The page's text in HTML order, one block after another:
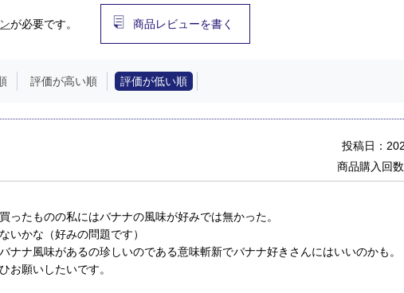
が必要です。 商品レビューを書く
評価が高い順 評価が低い順
投稿日：
商品購入回
ったものの私にはバナナの風味が好みでは無かった。
いかな（好みの問題です）
ナナ風味があるの珍しいのである意味斬新でバナナ好きさんにはいいのかも。
お願いしたいです。